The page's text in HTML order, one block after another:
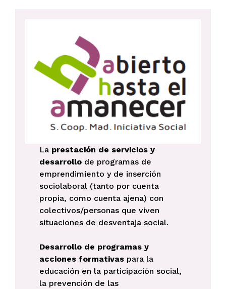
La prestación de servicios y
desarrollode programas de
emprendimiento y de inserción
sociolaboral (tanto por cuenta
propia, como cuenta ajena) con
colectivos/personas que viven
situaciones de desventaja social.
Desarrollo de programas y
acciones formativaspara la
educación en la participación social,
la prevención de las